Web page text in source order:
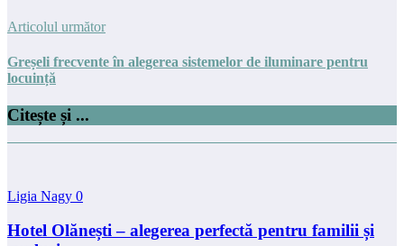
Articolul următor
Greșeli frecvente în alegerea sistemelor de iluminare pentru
locuință
Citește și ...
Ligia Nagy 0
Hotel Olănești – alegerea perfectă pentru familii și